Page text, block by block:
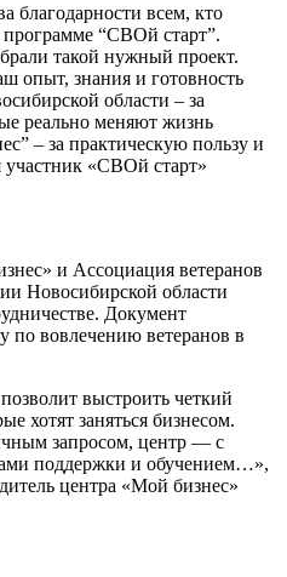
благодарности всем, кто
программе “СВОй старт”.
такой нужный проект.
опыт, знания и готовность
области – за
реально меняют жизнь
– за практическую пользу и
«СВОй старт»
и Ассоциация ветеранов
Новосибирской области
Документ
по вовлечению ветеранов в
выстроить четкий
хотят заняться бизнесом.
запросом, центр — с
поддержки и обучением…»,
центра «Мой бизнес»